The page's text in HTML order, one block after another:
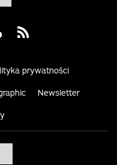
Instagram
us on Youtube
Visit us on Rss
prywatności
Newsletter